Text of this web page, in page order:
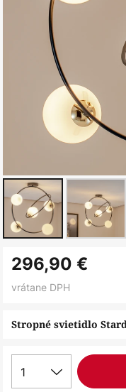
na
začiatok
obrázkov
Stropné svietidlo
296,90 €
vrátane DPH
1